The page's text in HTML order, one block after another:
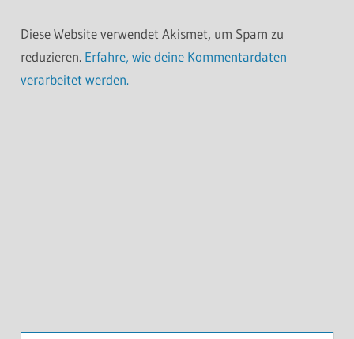
Diese Website verwendet Akismet, um Spam zu
reduzieren. Erfahre, wie deine Kommentardaten
verarbeitet werden.